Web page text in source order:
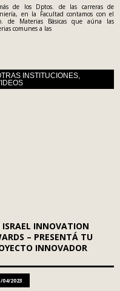
de los Dptos. de las carreras de
en la Facultad contamos con el
de Materias Básicas que aúna las
comunes a las
INSTITUCIONES,
ISRAEL INNOVATION
– PRESENTÁ TU
INNOVADOR
04/2023